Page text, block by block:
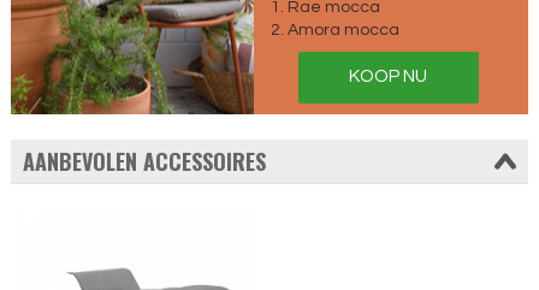
1. Rae mocca
2. Amora mocca
KOOP NU
AANBEVOLEN ACCESSOIRES